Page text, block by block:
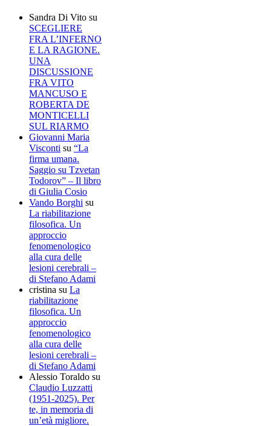
Sandra Di Vito su
SCEGLIERE
FRA L’INFERNO
E LA RAGIONE.
UNA
DISCUSSIONE
FRA VITO
MANCUSO E
ROBERTA DE
MONTICELLI
SUL RIARMO
Giovanni Maria
Visconti su “La
firma umana.
Saggio su Tzvetan
Todorov” – Il libro
di Giulia Cosio
Vando Borghi su
La riabilitazione
filosofica. Un
approccio
fenomenologico
alla cura delle
lesioni cerebrali –
di Stefano Adami
cristina su La
riabilitazione
filosofica. Un
approccio
fenomenologico
alla cura delle
lesioni cerebrali –
di Stefano Adami
Alessio Toraldo su
Claudio Luzzatti
(1951-2025). Per
te, in memoria di
un’età migliore.